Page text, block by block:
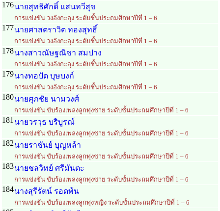
176นายสุทธิศักดิ์ แสนทวีสุข
การแข่งขัน วงอังกะลุง ระดับชั้นประถมศึกษาปีที่ 1 – 6
177นายศาสตราวิต ทองสุทธิ์
การแข่งขัน วงอังกะลุง ระดับชั้นประถมศึกษาปีที่ 1 – 6
178นางสาวณัษฐณิชา สมปาง
การแข่งขัน วงอังกะลุง ระดับชั้นประถมศึกษาปีที่ 1 – 6
179นางทอปัด บุษบงก์
การแข่งขัน วงอังกะลุง ระดับชั้นประถมศึกษาปีที่ 1 – 6
180นายศุภชัย นามวงศ์
การแข่งขัน ขับร้องเพลงลูกทุ่งชาย ระดับชั้นประถมศึกษาปีที่ 1 – 6
181 นายวรวุธ บริบูรณ์
การแข่งขัน ขับร้องเพลงลูกทุ่งชาย ระดับชั้นประถมศึกษาปีที่ 1 – 6
182นายราชันย์ บุญหล้า
การแข่งขัน ขับร้องเพลงลูกทุ่งชาย ระดับชั้นประถมศึกษาปีที่ 1 – 6
183นายชลวิทย์ ศรีมันตะ
การแข่งขัน ขับร้องเพลงลูกทุ่งชาย ระดับชั้นประถมศึกษาปีที่ 1 – 6
184นางสุรีรัตน์ รอดพ้น
การแข่งขัน ขับร้องเพลงลูกทุ่งหญิง ระดับชั้นประถมศึกษาปีที่ 1 – 6